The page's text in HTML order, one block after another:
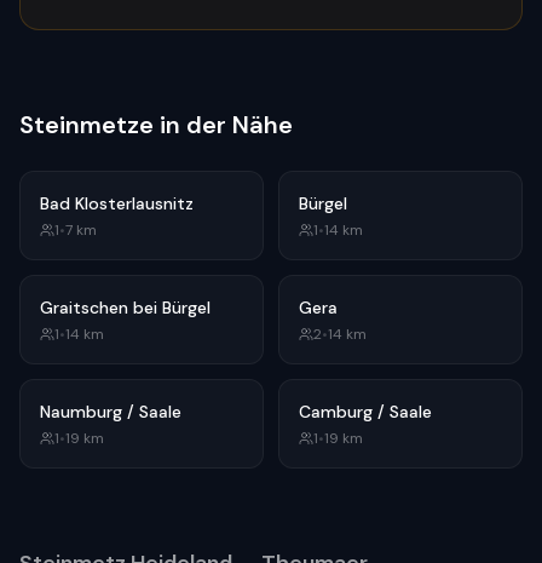
Steinmetze in der Nähe
Bad Klosterlausnitz
1•7 km
Bürgel
1•14 km
Graitschen bei Bürgel
1•14 km
Gera
2•14 km
Naumburg / Saale
1•19 km
Camburg / Saale
1•19 km